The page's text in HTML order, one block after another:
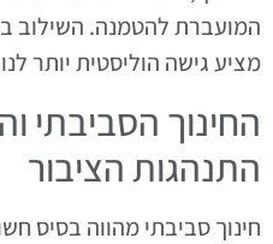
המועברת להטמנה. השילוב
מציע גישה הוליסטית יותר
החינוך הסביבתי
התנהגות הציבור
חינוך סביבתי מהווה בסיס